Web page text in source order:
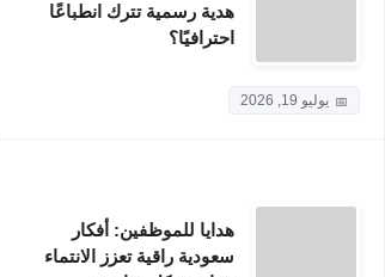
هدية رسمية تترك انطباعًا
احترافيًا؟
يوليو 19, 2026
هدايا للموظفين: أفكار
سعودية راقية تعزز الانتماء